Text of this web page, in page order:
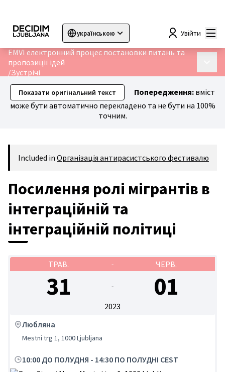
українською
Sprache wählenChoose language Choisir la langue
Увійти
EMVI електронний процес постановки питань та
пропозиції ідей
/Зустрічі
Показати оригінальний текст Попередження: вміст
може бути автоматично перекладено та не бути на 100%
точним.
Included in Організація антирасистського фестивалю
Посилення ролі мігрантів в
інтеграційній та
інтеграційній політиці
ТРАВ. - ЧЕРВ.
31 - 01
2023
Любляна
Mestni trg 1, 1000 Ljubljana
10:00 ДО ПОЛУДНЯ - 14:30 ПО ПОЛУДНІ CEST